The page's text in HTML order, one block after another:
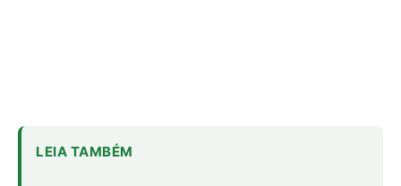
Amazônia